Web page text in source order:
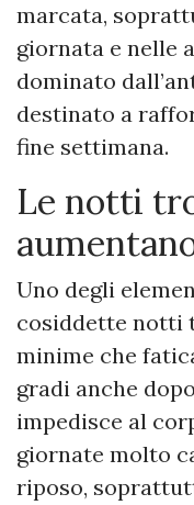
marcata,
giornata e nelle
dominato
destinato a
fine settimana.
Le notti
Uno degli
cosiddette notti
minime che
gradi anche
impedisce al
giornate molto
riposo,